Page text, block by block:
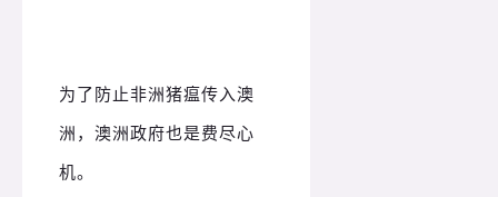
为了防止非洲猪瘟传入澳
洲，澳洲政府也是费尽心
机。